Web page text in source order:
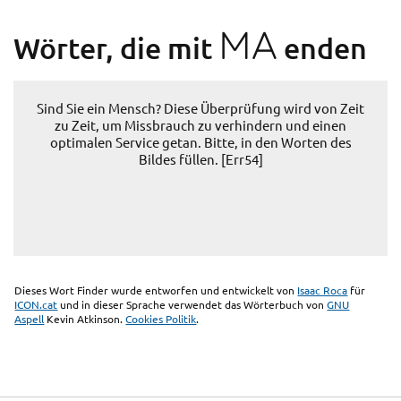
Wörter, die mit MA enden
Sind Sie ein Mensch? Diese Überprüfung wird von Zeit
zu Zeit, um Missbrauch zu verhindern und einen
optimalen Service getan. Bitte, in den Worten des
Bildes füllen. [Err54]
Dieses Wort Finder wurde entworfen und entwickelt von Isaac Roca für
ICON.catund in dieser Sprache verwendet das Wörterbuch vonGNU
Aspell Kevin Atkinson.Cookies Politik.